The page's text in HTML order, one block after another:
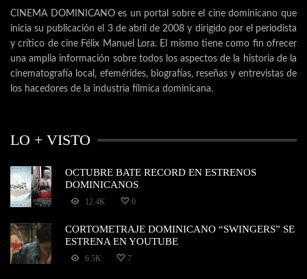
CINEMA DOMINICANO es un portal sobre el cine dominicano que
inicia su publicación el 3 de abril de 2008 y dirigido por el periodista
y crítico de cine Félix Manuel Lora. El mismo tiene como fin ofrecer
una amplia información sobre todos los aspectos de la historia de la
cinematografía local, efemérides, biografías, reseñas y entrevistas de
los hacedores de la industria fílmica dominicana.
LO + VISTO
OCTUBRE BATE RECORD EN ESTRENOS
DOMINICANOS
12.4K 0
CORTOMETRAJE DOMINICANO “SWINGERS” SE
ESTRENA EN YOUTUBE
6.5K 7